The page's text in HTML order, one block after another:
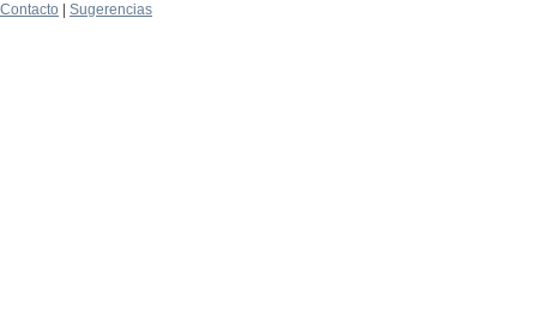
Contacto
Sugerencias